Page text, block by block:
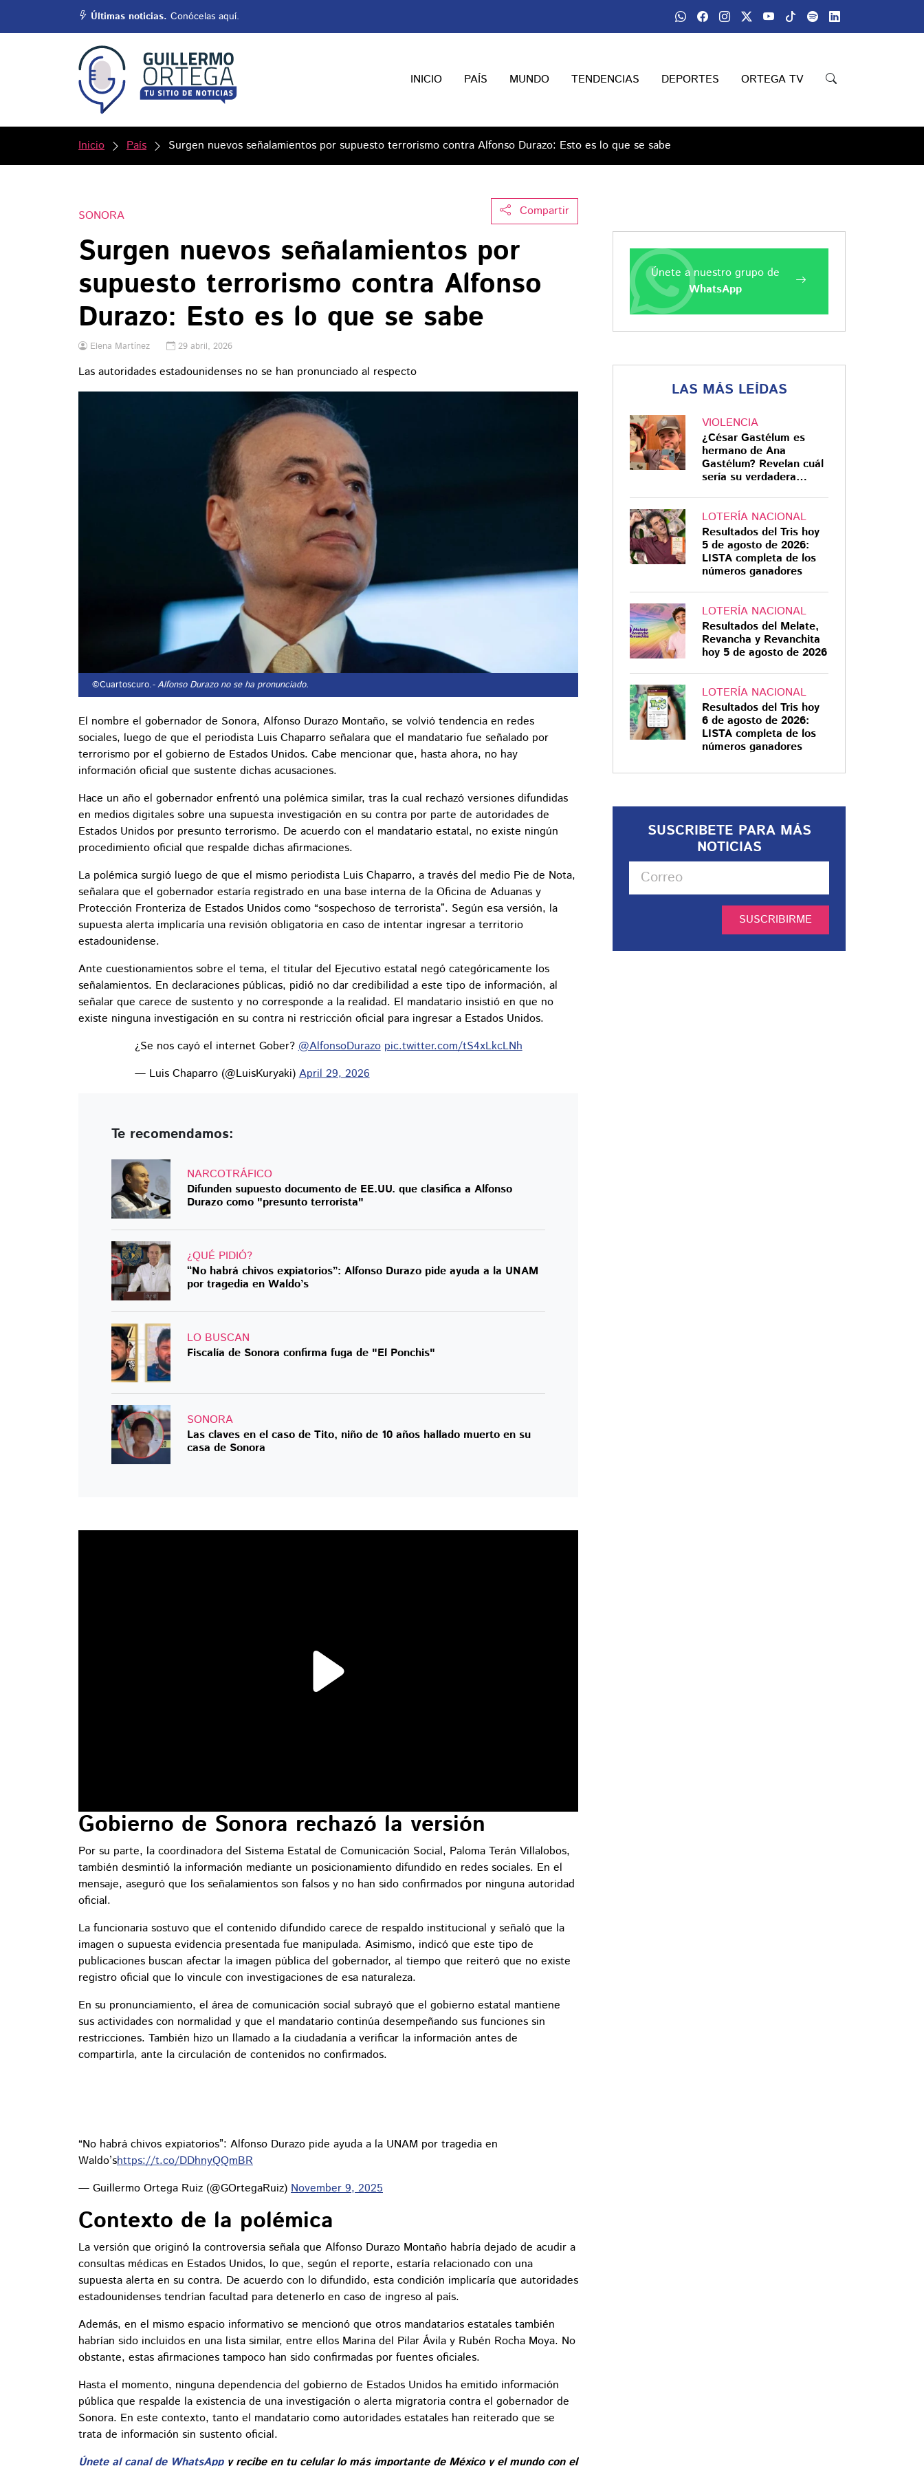
Últimas noticias. Conócelas aquí.
INICIO PAÍS MUNDO TENDENCIAS DEPORTES ORTEGA TV
Inicio País Surgen nuevos señalamientos por supuesto terrorismo contra Alfonso Durazo: Esto es lo que se sabe
Compartir
SONORA
Surgen nuevos señalamientos por
supuesto terrorismo contra Alfonso
Durazo: Esto es lo que se sabe
Elena Martínez 29 abril, 2026
Las autoridades estadounidenses no se han pronunciado al respecto
©Cuartoscuro.- Alfonso Durazo no se ha pronunciado.
El nombre el gobernador de Sonora, Alfonso Durazo Montaño, se volvió tendencia en redes
sociales, luego de que el periodista Luis Chaparro señalara que el mandatario fue señalado por
terrorismo por el gobierno de Estados Unidos. Cabe mencionar que, hasta ahora, no hay
información oficial que sustente dichas acusaciones.
Hace un año el gobernador enfrentó una polémica similar, tras la cual rechazó versiones difundidas
en medios digitales sobre una supuesta investigación en su contra por parte de autoridades de
Estados Unidos por presunto terrorismo. De acuerdo con el mandatario estatal, no existe ningún
procedimiento oficial que respalde dichas afirmaciones.
La polémica surgió luego de que el mismo periodista Luis Chaparro, a través del medio Pie de Nota,
señalara que el gobernador estaría registrado en una base interna de la Oficina de Aduanas y
Protección Fronteriza de Estados Unidos como “sospechoso de terrorista”. Según esa versión, la
supuesta alerta implicaría una revisión obligatoria en caso de intentar ingresar a territorio
estadounidense.
Ante cuestionamientos sobre el tema, el titular del Ejecutivo estatal negó categóricamente los
señalamientos. En declaraciones públicas, pidió no dar credibilidad a este tipo de información, al
señalar que carece de sustento y no corresponde a la realidad. El mandatario insistió en que no
existe ninguna investigación en su contra ni restricción oficial para ingresar a Estados Unidos.
¿Se nos cayó el internet Gober? ⁦@AlfonsoDurazo⁩ pic.twitter.com/tS4xLkcLNh
— Luis Chaparro (@LuisKuryaki)April 29, 2026
Te recomendamos:
NARCOTRÁFICO
Difunden supuesto documento de EE.UU. que clasifica a Alfonso
Durazo como "presunto terrorista"
¿QUÉ PIDIÓ?
“No habrá chivos expiatorios”: Alfonso Durazo pide ayuda a la UNAM
por tragedia en Waldo’s
LO BUSCAN
Fiscalía de Sonora confirma fuga de "El Ponchis"
SONORA
Las claves en el caso de Tito, niño de 10 años hallado muerto en su
casa de Sonora
Gobierno de Sonora rechazó la versión
Por su parte, la coordinadora del Sistema Estatal de Comunicación Social, Paloma Terán Villalobos,
también desmintió la información mediante un posicionamiento difundido en redes sociales. En el
mensaje, aseguró que los señalamientos son falsos y no han sido confirmados por ninguna autoridad
oficial.
La funcionaria sostuvo que el contenido difundido carece de respaldo institucional y señaló que la
imagen o supuesta evidencia presentada fue manipulada. Asimismo, indicó que este tipo de
publicaciones buscan afectar la imagen pública del gobernador, al tiempo que reiteró que no existe
registro oficial que lo vincule con investigaciones de esa naturaleza.
En su pronunciamiento, el área de comunicación social subrayó que el gobierno estatal mantiene
sus actividades con normalidad y que el mandatario continúa desempeñando sus funciones sin
restricciones. También hizo un llamado a la ciudadanía a verificar la información antes de
compartirla, ante la circulación de contenidos no confirmados.
“No habrá chivos expiatorios”: Alfonso Durazo pide ayuda a la UNAM por tragedia en
Waldo’shttps://t.co/DDhnyQQmBR
— Guillermo Ortega Ruiz (@GOrtegaRuiz) November 9, 2025
Contexto de la polémica
La versión que originó la controversia señala que Alfonso Durazo Montaño habría dejado de acudir a
consultas médicas en Estados Unidos, lo que, según el reporte, estaría relacionado con una
supuesta alerta en su contra. De acuerdo con lo difundido, esta condición implicaría que autoridades
estadounidenses tendrían facultad para detenerlo en caso de ingreso al país.
Además, en el mismo espacio informativo se mencionó que otros mandatarios estatales también
habrían sido incluidos en una lista similar, entre ellos Marina del Pilar Ávila y Rubén Rocha Moya. No
obstante, estas afirmaciones tampoco han sido confirmadas por fuentes oficiales.
Hasta el momento, ninguna dependencia del gobierno de Estados Unidos ha emitido información
pública que respalde la existencia de una investigación o alerta migratoria contra el gobernador de
Sonora. En este contexto, tanto el mandatario como autoridades estatales han reiterado que se
trata de información sin sustento oficial.
Únete al canal de WhatsAppy recibe en tu celular lo más importante de México y el mundo con el
Únete a nuestro grupo de
WhatsApp
LAS MÁS LEÍDAS
VIOLENCIA
¿César Gastélum es
hermano de Ana
Gastélum? Revelan cuál
sería su verdadera
LOTERÍA NACIONAL
Resultados del Tris hoy
5 de agosto de 2026:
LISTA completa de los
números ganadores
LOTERÍA NACIONAL
Resultados del Melate,
Revancha y Revanchita
hoy 5 de agosto de 2026
LOTERÍA NACIONAL
Resultados del Tris hoy
6 de agosto de 2026:
LISTA completa de los
números ganadores
SUSCRIBETE PARA MÁS
NOTICIAS
SUSCRIBIRME